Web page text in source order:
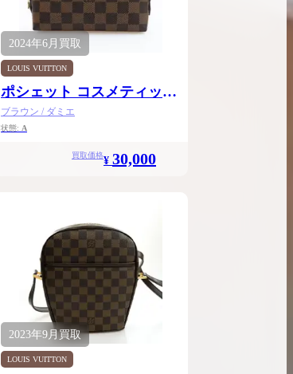
2024年6月 買取
LOUIS VUITTON
ポシェット コスメティック
PM
ブラウン / ダミエ
状態: A
買取価格¥ 30,000
2023年9月買取
LOUIS VUITTON